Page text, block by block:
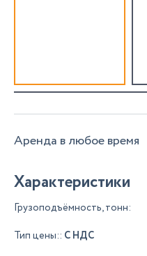
Аренда в любое время
Характеристики
Грузоподъёмность, тонн:
Тип цены:: С НДС